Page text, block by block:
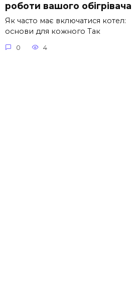
роботи вашого обігрівача
Як часто має включатися котел:
основи для кожного Так
0 4